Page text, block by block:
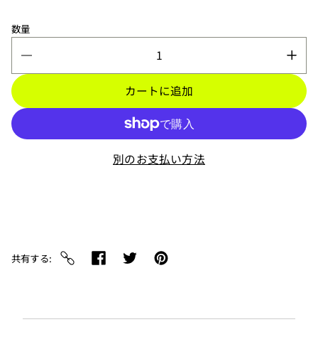
数量
カートに追加
別のお支払い方法
共有する